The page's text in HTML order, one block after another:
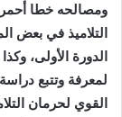
ومصالحه خطا أحمر
التلاميذ في بعض
الدورة الأولى،
لمعرفة وتتبع
القوي لحرمان